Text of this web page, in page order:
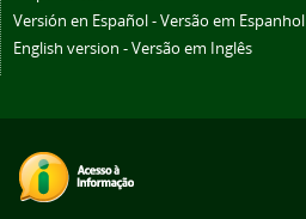
Versión en Español - Versão em Espanhol
English version - Versão em Inglês